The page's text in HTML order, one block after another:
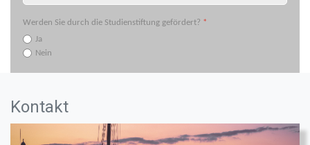
Werden Sie durch die Studienstiftung gefördert? *
Ja
Nein
Kontakt